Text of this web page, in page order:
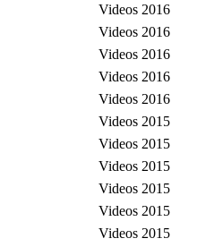
Videos 2016
Videos 2016
Videos 2016
Videos 2016
Videos 2016
Videos 2015
Videos 2015
Videos 2015
Videos 2015
Videos 2015
Videos 2015